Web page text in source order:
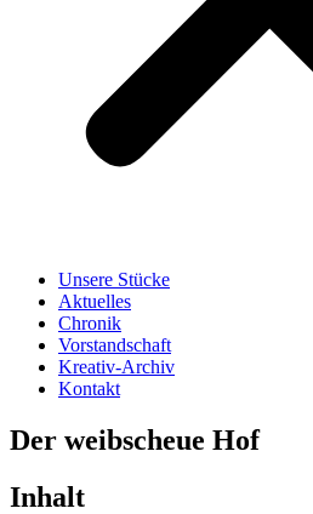
Unsere Stücke
Aktuelles
Chronik
Vorstandschaft
Kreativ-Archiv
Kontakt
Der weibscheue Hof
Inhalt